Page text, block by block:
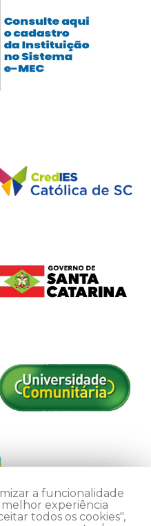
a funcionalidade
melhor experiência
todos os cookies",